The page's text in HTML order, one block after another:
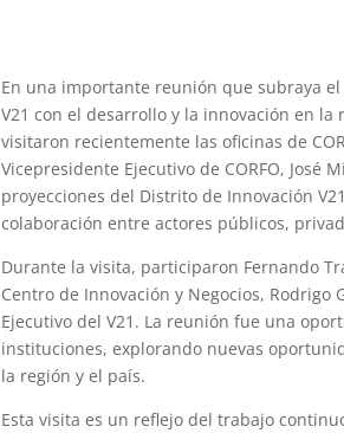
En una importante reunión que subraya
V21 con el desarrollo y la innovación en
visitaron recientemente las oficinas de
Vicepresidente Ejecutivo de CORFO, José
proyecciones del Distrito de Innovación
colaboración entre actores públicos,
Durante la visita, participaron Fernando
Centro de Innovación y Negocios, Rodrigo
Ejecutivo del V21. La reunión fue una
instituciones, explorando nuevas
la región y el país.
Esta visita es un reflejo del trabajo